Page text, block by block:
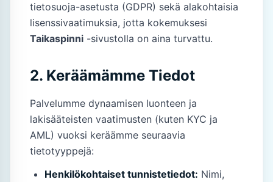
tietosuoja-asetusta (GDPR) sekä alakohtaisia
lisenssivaatimuksia, jotta kokemuksesi
Taikaspinni -sivustolla on aina turvattu.
2. Keräämämme Tiedot
Palvelumme dynaamisen luonteen ja
lakisääteisten vaatimusten (kuten KYC ja
AML) vuoksi keräämme seuraavia
tietotyyppejä:
Henkilökohtaiset tunnistetiedot: Nimi,